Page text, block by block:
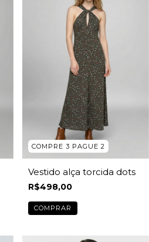
COMPRE 3 PAGUE 2
Vestido alça torcida dots
R$498,00
COMPRAR